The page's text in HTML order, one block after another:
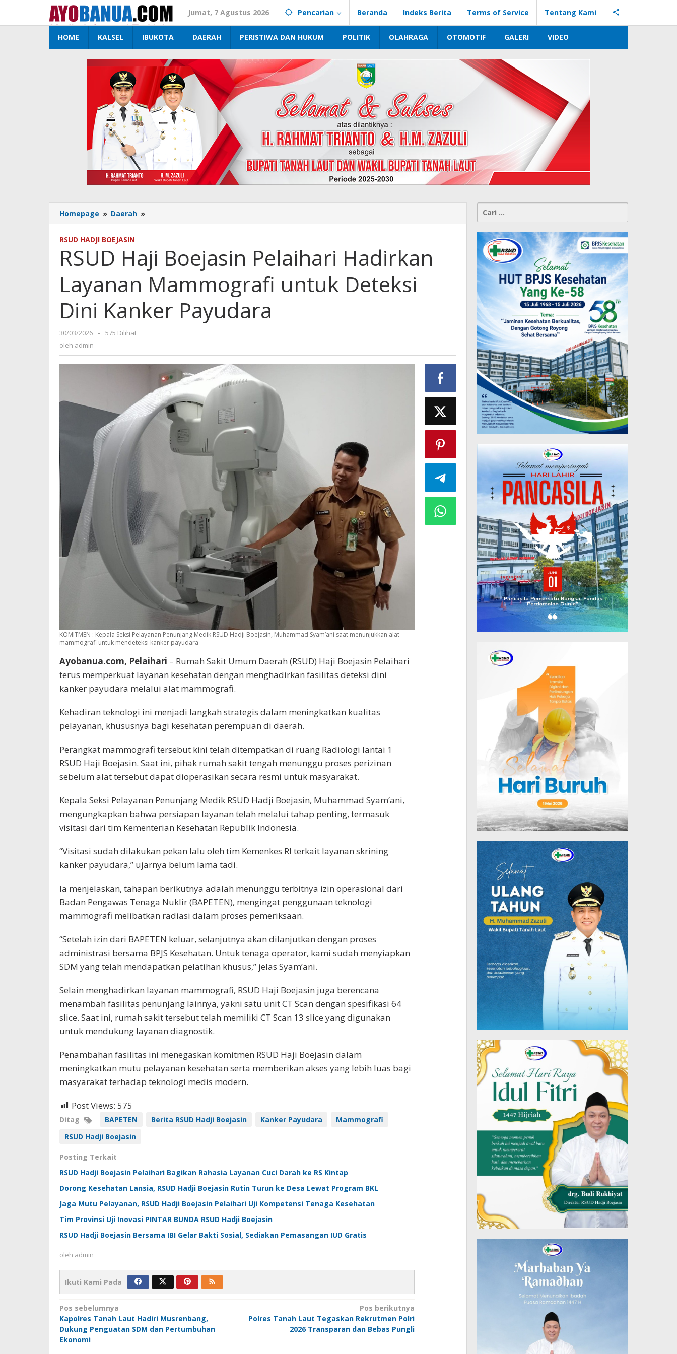
konten
Jumat, 7 Agustus 2026 Pencarian Beranda Indeks Berita Terms of Service Tentang Kami
HOME KALSEL IBUKOTA DAERAH PERISTIWA DAN HUKUM POLITIK OLAHRAGA OTOMOTIF GALERI VIDEO
Homepage » Daerah »
Haji
Hadirkan
Layanan
Mammografi
untuk
Dini
Kanker
RSUD HADJI BOEJASIN
RSUD Haji Boejasin Pelaihari Hadirkan
Layanan Mammografi untuk Deteksi
Dini Kanker Payudara
30/03/2026
oleh
-
575 Dilihat
oleh admin
KOMITMEN : Kepala Seksi Pelayanan Penunjang Medik RSUD Hadji Boejasin, Muhammad Syam’ani saat menunjukkan alat
mammografi untuk mendeteksi kanker payudara
Ayobanua.com, Pelaihari – Rumah Sakit Umum Daerah (RSUD) Haji Boejasin Pelaihari
terus memperkuat layanan kesehatan dengan menghadirkan fasilitas deteksi dini
kanker payudara melalui alat mammografi.
Kehadiran teknologi ini menjadi langkah strategis dalam meningkatkan kualitas
pelayanan, khususnya bagi kesehatan perempuan di daerah.
Perangkat mammografi tersebut kini telah ditempatkan di ruang Radiologi lantai 1
RSUD Haji Boejasin. Saat ini, pihak rumah sakit tengah menunggu proses perizinan
sebelum alat tersebut dapat dioperasikan secara resmi untuk masyarakat.
Kepala Seksi Pelayanan Penunjang Medik RSUD Hadji Boejasin, Muhammad Syam’ani,
mengungkapkan bahwa persiapan layanan telah melalui tahap penting, termasuk
visitasi dari tim Kementerian Kesehatan Republik Indonesia.
“Visitasi sudah dilakukan pekan lalu oleh tim Kemenkes RI terkait layanan skrining
kanker payudara,” ujarnya belum lama tadi.
Ia menjelaskan, tahapan berikutnya adalah menunggu terbitnya izin operasional dari
Badan Pengawas Tenaga Nuklir (BAPETEN), mengingat penggunaan teknologi
mammografi melibatkan radiasi dalam proses pemeriksaan.
“Setelah izin dari BAPETEN keluar, selanjutnya akan dilanjutkan dengan proses
administrasi bersama BPJS Kesehatan. Untuk tenaga operator, kami sudah menyiapkan
SDM yang telah mendapatkan pelatihan khusus,” jelas Syam’ani.
Selain menghadirkan layanan mammografi, RSUD Haji Boejasin juga berencana
menambah fasilitas penunjang lainnya, yakni satu unit CT Scan dengan spesifikasi 64
slice. Saat ini, rumah sakit tersebut telah memiliki CT Scan 13 slice yang digunakan
untuk mendukung layanan diagnostik.
Penambahan fasilitas ini menegaskan komitmen RSUD Haji Boejasin dalam
meningkatkan mutu pelayanan kesehatan serta memberikan akses yang lebih luas bagi
masyarakat terhadap teknologi medis modern.
Post Views: 575
Ditag BAPETEN Berita RSUD Hadji Boejasin Kanker Payudara
Mammografi
RSUD Hadji Boejasin
Posting Terkait
RSUD Hadji Boejasin Pelaihari Bagikan Rahasia Layanan Cuci Darah ke RS Kintap
Dorong Kesehatan Lansia, RSUD Hadji Boejasin Rutin Turun ke Desa Lewat Program BKL
Jaga Mutu Pelayanan, RSUD Hadji Boejasin Pelaihari Uji Kompetensi Tenaga Kesehatan
Tim Provinsi Uji Inovasi PINTAR BUNDA RSUD Hadji Boejasin
RSUD Hadji Boejasin Bersama IBI Gelar Bakti Sosial, Sediakan Pemasangan IUD Gratis
oleh admin
Ikuti Kami Pada
Navigasi
pos
Pos sebelumnya
Kapolres Tanah Laut Hadiri Musrenbang,
Dukung Penguatan SDM dan Pertumbuhan
Ekonomi
Pos berikutnya
Polres Tanah Laut Tegaskan Rekrutmen Polri
2026 Transparan dan Bebas Pungli
Cari
untuk: